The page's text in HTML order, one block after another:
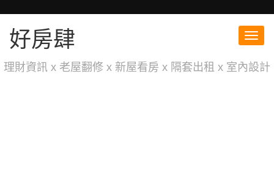
好房肆
理財資訊 x 老屋翻修 x 新屋看房 x 隔套出租 x 室內設計